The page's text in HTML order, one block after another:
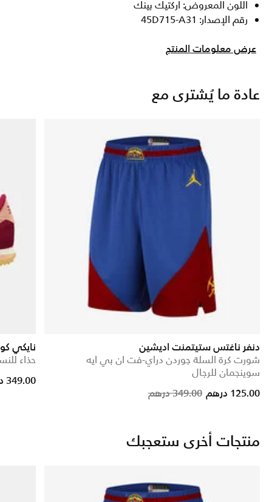
اللون المعروض: اركتيك بينك
رقم الإصدار: 45D715-A31
عرض معلومات المنتج
عادة ما يُشترى مع
دنفر ناغتس ستيتمنت اديشين
شورت كرة السلة جوردن دراي-فت ان بي ايه
سوينجمان للرجال
Price reduced from 349.00 درهم 125.00 درهم
نايكي
حذاء
reduced from
to
349.00 درهم
منتجات أخرى ستعجبك